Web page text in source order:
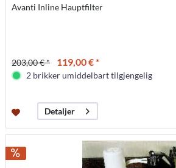
Avanti Inline Hauptfilter
203,00 € * 119,00 € *
2 brikker umiddelbart tilgjengelig
Detaljer